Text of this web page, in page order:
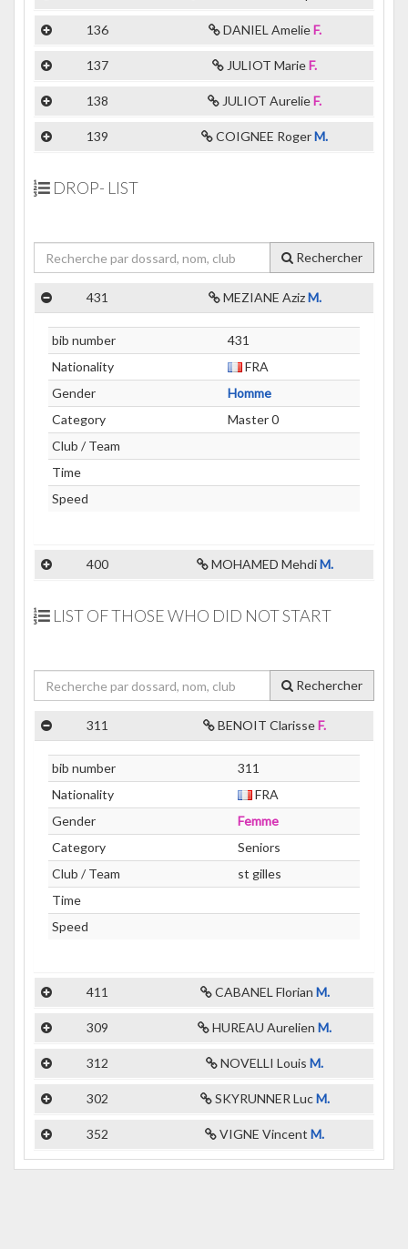
136 DANIEL AmelieF.
137 JULIOT MarieF.
138 JULIOT AurelieF.
139 COIGNEE RogerM.
DROP- LIST
Rechercher
431 MEZIANE AzizM.
bib number
431
Nationality
FRA
Gender
Homme
Category
Master 0
Club / Team
Time
Speed
400 MOHAMED MehdiM.
LIST OF THOSE WHO DID NOT START
Rechercher
311 BENOIT ClarisseF.
bib number
311
Nationality
FRA
Gender
Femme
Category
Seniors
Club / Team
st gilles
Time
Speed
411 CABANEL Florian M.
309 HUREAU AurelienM.
312 NOVELLI LouisM.
302 SKYRUNNER LucM.
352 VIGNE VincentM.